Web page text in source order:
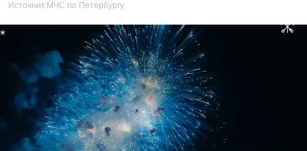
Источник: МЧС по Петербургу